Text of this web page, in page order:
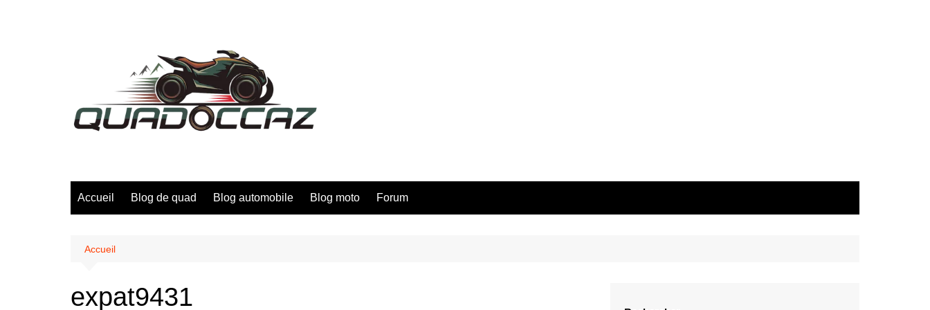
Accueil Blog de quad Blog automobile Blog moto Forum
Accueil
expat9431